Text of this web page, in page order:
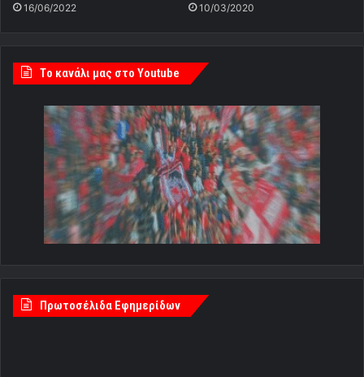
16/06/2022 10/03/2020
Tο κανάλι μας στο Youtube
Πρωτοσέλιδα Εφημερίδων